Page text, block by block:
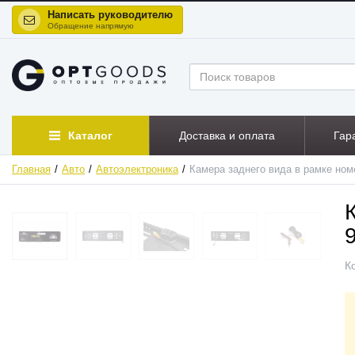
Написать руководителю
Обращение напрямую
Каталог Доставка и оплата
Главная Авто Автоэлектроника Камера заднего вида в рамке